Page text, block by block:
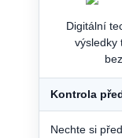
Digitální
výsledky
Kontrola
Nechte si